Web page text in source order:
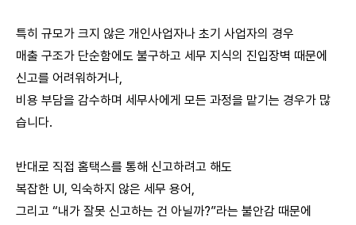
특히 규모가 크지 않은 개인사업자나 초기 사업자의 경우
매출 구조가 단순함에도 불구하고 세무 지식의 진입장벽 때문에
신고를 어려워하거나,
비용 부담을 감수하며 세무사에게 모든 과정을 맡기는 경우가 많
습니다.
반대로 직접 홈택스를 통해 신고하려고 해도
복잡한 UI, 익숙하지 않은 세무 용어,
그리고 “내가 잘못 신고하는 건 아닐까?”라는 불안감 때문에